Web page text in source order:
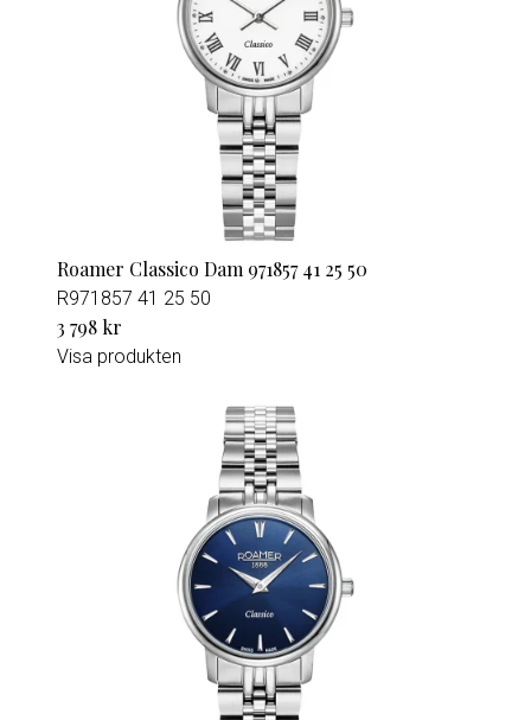
Roamer Classico Dam 971857 41 25 50
R971857 41 25 50
3 798 kr
Visa produkten